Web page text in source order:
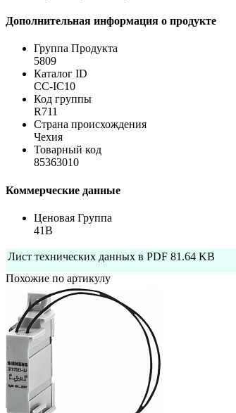
Дополнительная информация о продукте
Группа Продукта
5809
Каталог ID
CC-IC10
Код группы
R711
Страна происхождения
Чехия
Товарный код
85363010
Коммерческие данные
Ценовая Группа
41B
Лист технических данных в PDF 81.64 KB
Похожие по артикулу